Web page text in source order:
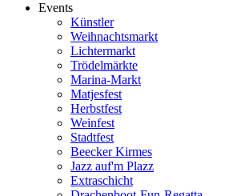
Events
Künstler
Weihnachtsmarkt
Lichtermarkt
Trödelmärkte
Marina-Markt
Matjesfest
Herbstfest
Weinfest
Stadtfest
Beecker Kirmes
Jazz auf'm Plazz
Extraschicht